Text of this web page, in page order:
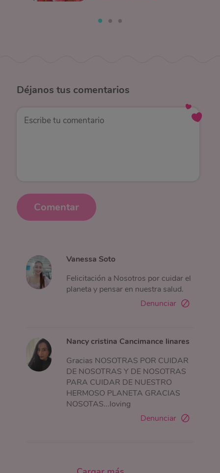
Déjanos tus comentarios
Comentar
Vanessa Soto
Felicitación a Nosotros por cuidar el
planeta y pensar en nuestra salud.
Denunciar
Nancy cristina Cancimance linares
Gracias NOSOTRAS POR CUIDAR
DE NOSOTRAS Y DE NOSOTRAS
PARA CUIDAR DE NUESTRO
HERMOSO PLANETA GRACIAS
NOSOTAS...loving
Denunciar